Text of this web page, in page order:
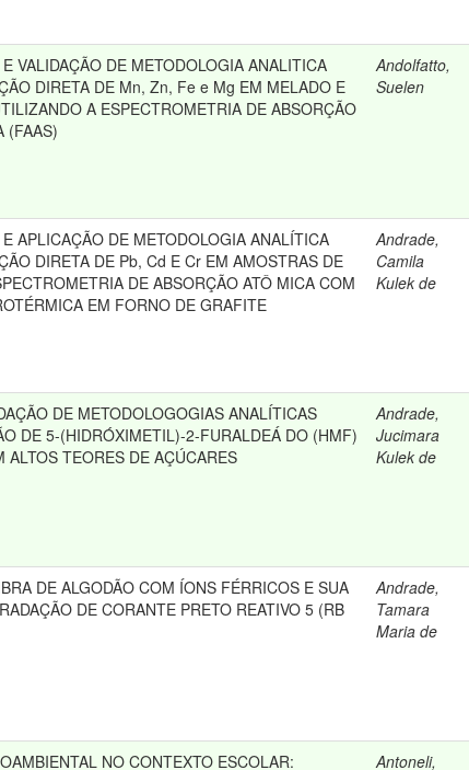
VALIDAÇÃO DE METODOLOGIA ANALITICA
DIRETA DE Mn, Zn, Fe e Mg EM MELADO E
A ESPECTROMETRIA DE ABSORÇÃO
(FAAS)
Andolfatto,
Suelen
APLICAÇÃO DE METODOLOGIA ANALÍTICA
DIRETA DE Pb, Cd E Cr EM AMOSTRAS DE
DE ABSORÇÃO ATÔ MICA COM
EM FORNO DE GRAFITE
Andrade,
Camila
Kulek de
DE METODOLOGOGIAS ANALÍTICAS
DE 5-(HIDRÓXIMETIL)-2-FURALDEÁ DO (HMF)
ALTOS TEORES DE AÇÚCARES
Andrade,
Jucimara
Kulek de
DE ALGODÃO COM ÍONS FÉRRICOS E SUA
DE CORANTE PRETO REATIVO 5 (RB
Andrade,
Tamara
Maria de
NO CONTEXTO ESCOLAR:
Antoneli,